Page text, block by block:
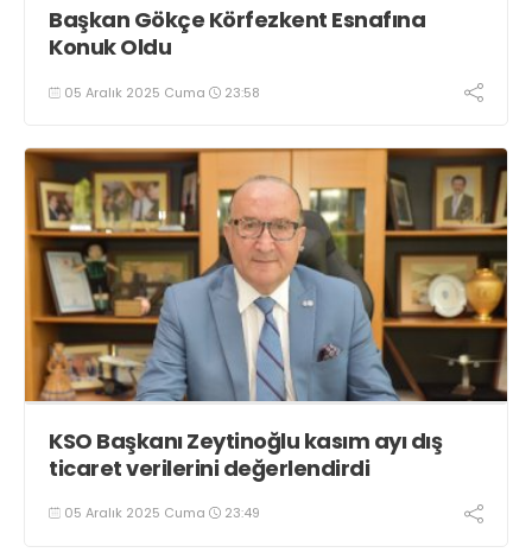
Başkan Gökçe Körfezkent Esnafına
Konuk Oldu
05 Aralık 2025 Cuma 23:58
KSO Başkanı Zeytinoğlu kasım ayı dış
ticaret verilerini değerlendirdi
05 Aralık 2025 Cuma 23:49